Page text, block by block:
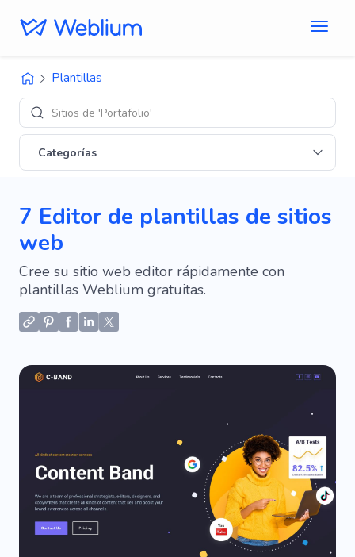
Plantillas
D
Categorías
7 Editor de plantillas de sitios
web
Cree su sitio web editor rápidamente con
plantillas Weblium gratuitas.